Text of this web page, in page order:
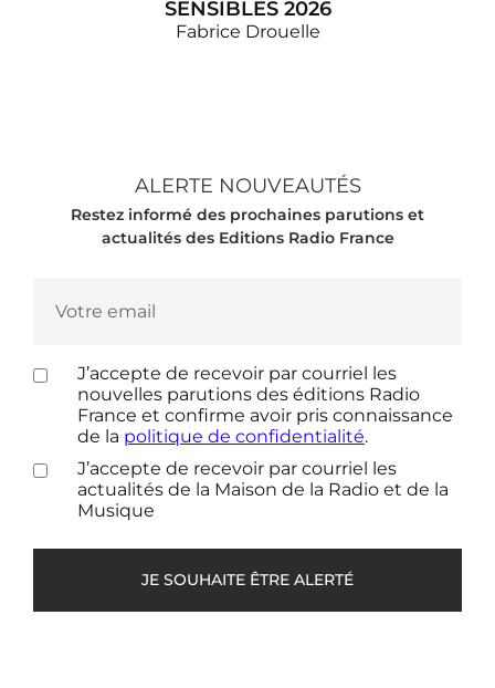
SENSIBLES 2026
Fabrice Drouelle
rendez-vous incontournable de l'été : le cahier de
ALERTE NOUVEAUTÉS
Restez informé des prochaines parutions et
actualités des Editions Radio France
J’accepte de recevoir par courriel les
nouvelles parutions des éditions Radio
France et confirme avoir pris connaissance
de la politique de confidentialité.
J’accepte de recevoir par courriel les
actualités de la Maison de la Radio et de la
Musique
JE SOUHAITE ÊTRE ALERTÉ